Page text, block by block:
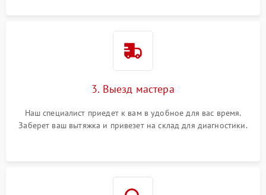
3. Выезд мастера
Наш специалист приедет к вам в удобное для вас время.
Заберет ваш вытяжка и привезет на склад для диагностики.